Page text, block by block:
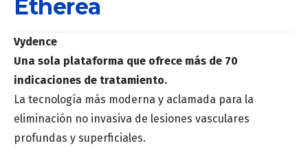
Etherea
Vydence
Una sola plataforma que ofrece más de 70
indicaciones de tratamiento.
La tecnología más moderna y aclamada para la
eliminación no invasiva de lesiones vasculares
profundas y superficiales.